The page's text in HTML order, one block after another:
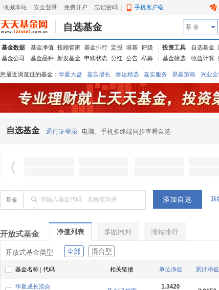
收藏本站 安全登录 免费开户 忘记密码 手机客户端
自选基金 基 金
基金数据 基金净值 投顾管家 基金排行 定投 港基 评级
基金公司
基金品种 新发基金 申购状态 分红 公告 私募
投资工具 自选基金
基金筛选
收益计算
您最近浏览过的基金： 华夏大盘 嘉实增长 泰达精选 嘉实服务 易基策略 兴业
信诚蓝筹 华夏优势 汇丰龙腾 华夏红利 易基中小盘 银华优质 中银中国 广发
东吴动力
自选基金 通行证登录 电脑、手机多终端同步查看自选
基金 请输入基金代码、名称或简拼 新
开放式基金 净值列表 多图同列 涨幅排行
开放式基金类型 全部 混合型
基金名称 | 代码 相关链接 单位净值 累计净值
华夏成长混合
1.3420